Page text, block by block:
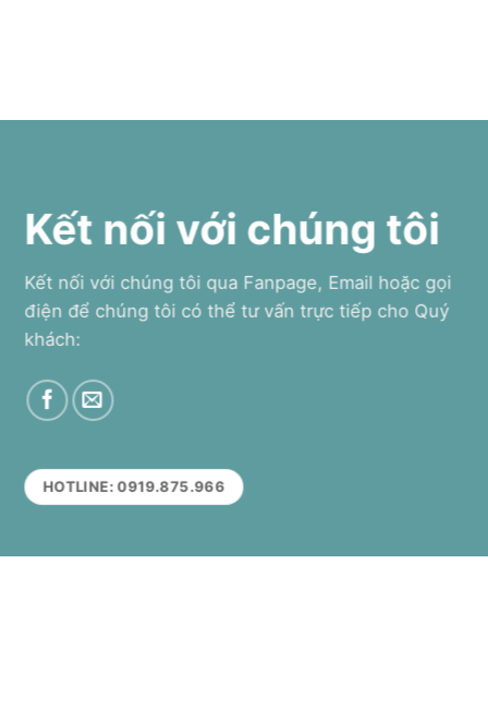
Kết nối với chúng tôi
Kết nối với chúng tôi qua Fanpage, Email hoặc gọi
điện để chúng tôi có thể tư vấn trực tiếp cho Quý
khách:
HOTLINE: 0919.875.966